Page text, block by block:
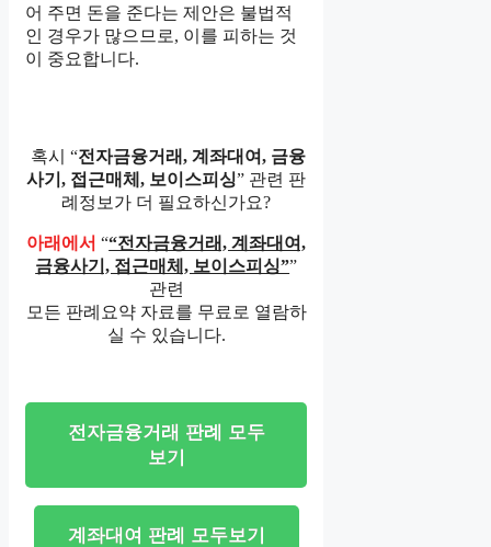
어 주면 돈을 준다는 제안은 불법적
인 경우가 많으므로, 이를 피하는 것
이 중요합니다.
혹시 “전자금융거래, 계좌대여, 금융
사기, 접근매체, 보이스피싱” 관련 판
례정보가 더 필요하신가요?
아래에서 ““전자금융거래, 계좌대여,
금융사기, 접근매체, 보이스피싱””
관련
모든 판례요약 자료를 무료로 열람하
실 수 있습니다.
전자금융거래 판례 모두
보기
계좌대여 판례 모두보기